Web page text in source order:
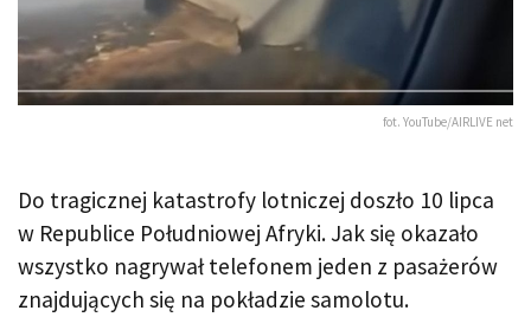
fot. YouTube/AIRLIVE net
Do tragicznej katastrofy lotniczej doszło 10 lipca
w Republice Południowej Afryki. Jak się okazało
wszystko nagrywał telefonem jeden z pasażerów
znajdujących się na pokładzie samolotu.